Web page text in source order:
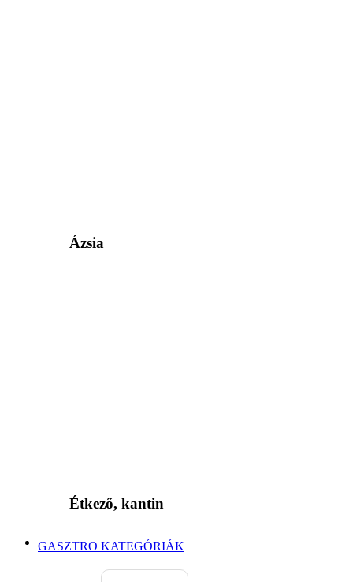
Ázsia
Étkező, kantin
GASZTRO KATEGÓRIÁK